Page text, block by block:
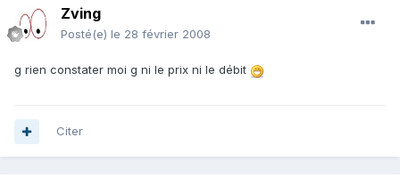
Zving
Posté(e) le 28 février 2008
g rien constater moi g ni le prix ni le débit
Citer